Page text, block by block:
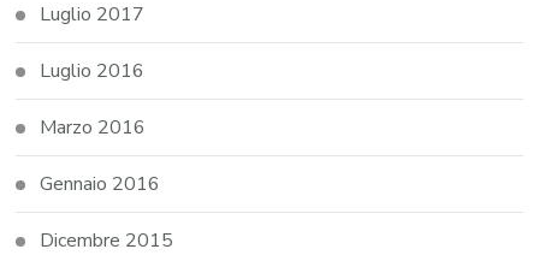
Luglio 2017
Luglio 2016
Marzo 2016
Gennaio 2016
Dicembre 2015